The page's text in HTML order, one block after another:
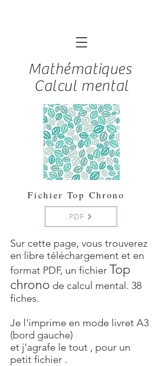
Mathématiques
Calcul mental
Fichier Top Chrono
PDF
Sur cette page, vous trouverez
en libre téléchargement et en
format PDF, un fichier Top
chrono de calcul mental. 38
fiches.
Je l'imprime en mode livret A3
(bord gauche)
et j'agrafe le tout , pour un
petit fichier .